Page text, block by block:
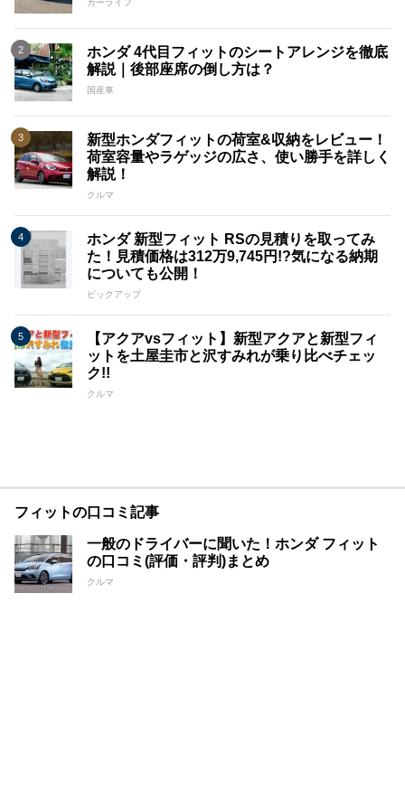
ホンダ 4代目フィットのシートアレンジを徹底
解説｜後部座席の倒し方は？
国産車
新型ホンダフィットの荷室&収納をレビュー！
荷室容量やラゲッジの広さ、使い勝手を詳しく
解説！
クルマ
ホンダ 新型フィット RSの見積りを取ってみ
た！見積価格は312万9,745円!?気になる納期
についても公開！
ピックアップ
【アクアvsフィット】新型アクアと新型フィ
ットを土屋圭市と沢すみれが乗り比べチェッ
ク!!
クルマ
フィットの口コミ記事
一般のドライバーに聞いた！ホンダ フィット
の口コミ(評価・評判)まとめ
クルマ